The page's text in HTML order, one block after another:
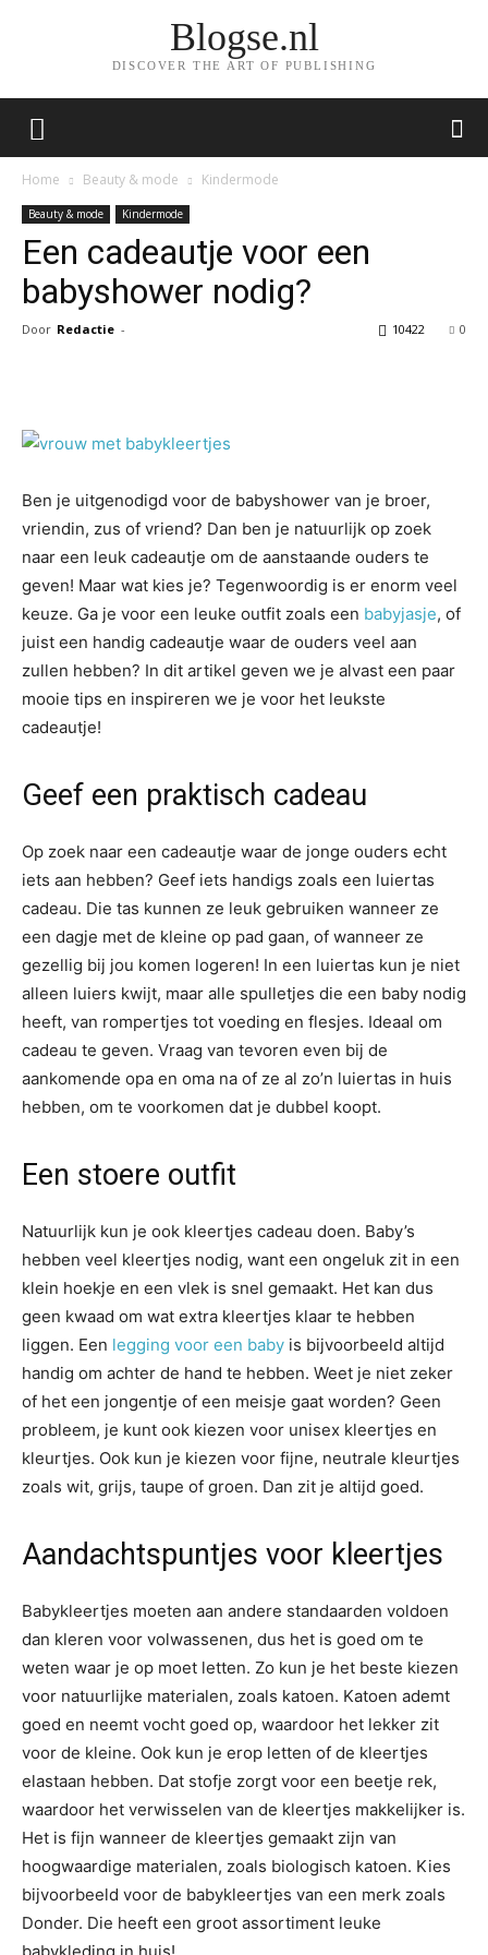
Blogse.nl
DISCOVER THE ART OF PUBLISHING
Home Beauty & mode Kindermode
Beauty & mode Kindermode
Een cadeautje voor een
babyshower nodig?
Door Redactie - 0
10422
Ben je uitgenodigd voor de babyshower van je broer,
vriendin, zus of vriend? Dan ben je natuurlijk op zoek
naar een leuk cadeautje om de aanstaande ouders te
geven! Maar wat kies je? Tegenwoordig is er enorm veel
keuze. Ga je voor een leuke outfit zoals een babyjasje, of
juist een handig cadeautje waar de ouders veel aan
zullen hebben? In dit artikel geven we je alvast een paar
mooie tips en inspireren we je voor het leukste
cadeautje!
Geef een praktisch cadeau
Op zoek naar een cadeautje waar de jonge ouders echt
iets aan hebben? Geef iets handigs zoals een luiertas
cadeau. Die tas kunnen ze leuk gebruiken wanneer ze
een dagje met de kleine op pad gaan, of wanneer ze
gezellig bij jou komen logeren! In een luiertas kun je niet
alleen luiers kwijt, maar alle spulletjes die een baby nodig
heeft, van rompertjes tot voeding en flesjes. Ideaal om
cadeau te geven. Vraag van tevoren even bij de
aankomende opa en oma na of ze al zo’n luiertas in huis
hebben, om te voorkomen dat je dubbel koopt.
Een stoere outfit
Natuurlijk kun je ook kleertjes cadeau doen. Baby’s
hebben veel kleertjes nodig, want een ongeluk zit in een
klein hoekje en een vlek is snel gemaakt. Het kan dus
geen kwaad om wat extra kleertjes klaar te hebben
liggen. Een legging voor een baby is bijvoorbeeld altijd
handig om achter de hand te hebben. Weet je niet zeker
of het een jongentje of een meisje gaat worden? Geen
probleem, je kunt ook kiezen voor unisex kleertjes en
kleurtjes. Ook kun je kiezen voor fijne, neutrale kleurtjes
zoals wit, grijs, taupe of groen. Dan zit je altijd goed.
Aandachtspuntjes voor kleertjes
Babykleertjes moeten aan andere standaarden voldoen
dan kleren voor volwassenen, dus het is goed om te
weten waar je op moet letten. Zo kun je het beste kiezen
voor natuurlijke materialen, zoals katoen. Katoen ademt
goed en neemt vocht goed op, waardoor het lekker zit
voor de kleine. Ook kun je erop letten of de kleertjes
elastaan hebben. Dat stofje zorgt voor een beetje rek,
waardoor het verwisselen van de kleertjes makkelijker is.
Het is fijn wanneer de kleertjes gemaakt zijn van
hoogwaardige materialen, zoals biologisch katoen. Kies
bijvoorbeeld voor de babykleertjes van een merk zoals
Donder. Die heeft een groot assortiment leuke